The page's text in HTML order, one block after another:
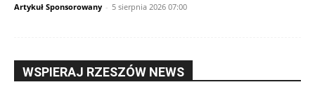
Artykuł Sponsorowany - 5 sierpnia 2026 07:00
WSPIERAJ RZESZÓW NEWS